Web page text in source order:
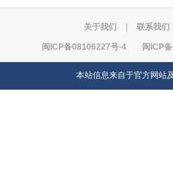
关于我们 联系我们
闽ICP备08106227号-4 闽ICP
本站信息来自于官方网站